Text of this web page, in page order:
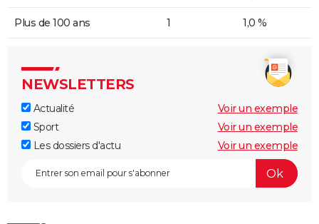
Plus de 100 ans 1 1,0 %
NEWSLETTERS
Actualité
Voir un exemple
Sport
Voir un exemple
Les dossiers d'actu
Voir un exemple